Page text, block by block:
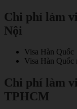
Chi phí làm
Nội
Visa Hàn Quốc
Visa Hàn Quốc
Chi phí làm
TPHCM